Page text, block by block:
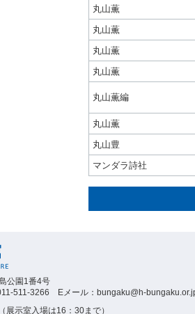
丸山薫
丸山薫
丸山薫
丸山薫
丸山薫編
丸山薫
丸山豊
マンダラ詩社
公園1番4号
511-3266 Eメール：bungaku@h-
展示室入場は16：30まで）